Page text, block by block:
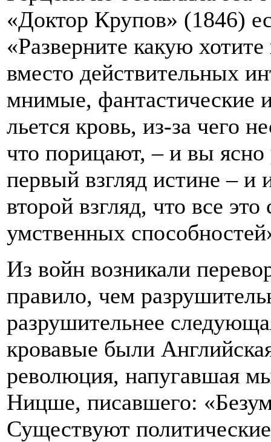
«Доктор Крупов» (1846)
«Разверните какую
вместо действительных
мнимые, фантастические
льется кровь, из-за чего
что порицают, – и вы ясно
первый взгляд истине – и
второй взгляд, что все это
умственных
Из войн возникали
правило, чем
разрушительнее
кровавые были
революция, напугавшая
Ницше, писавшего:
Существуют